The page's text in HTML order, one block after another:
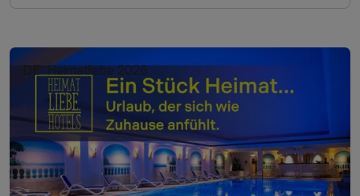
DE: Heimatliebe 2026